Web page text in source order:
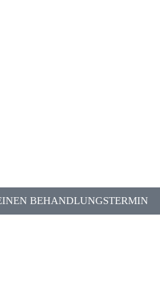
BEHANDLUNGSTERMIN